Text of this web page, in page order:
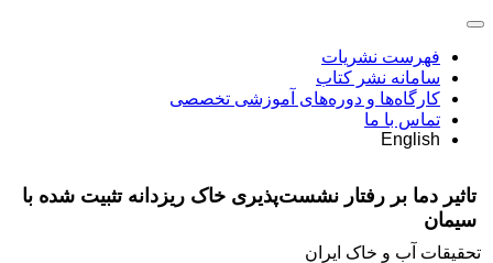
فهرست نشریات
سامانه نشر کتاب
کارگاه‌ها و دوره‌های آموزشی تخصصی
تماس با ما
English
تاثیر دما بر رفتار نشست‌پذیری خاک ریزدانه تثبیت شده با
سیمان
تحقیقات آب و خاک ایران